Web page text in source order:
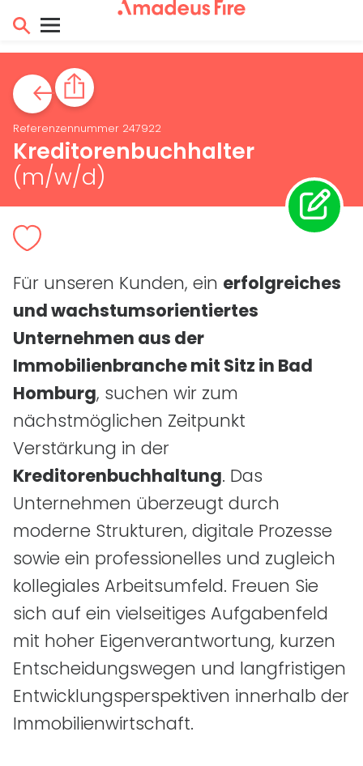
Referenzennummer 247922
Kreditorenbuchhalter
(m/w/d)
Für unseren Kunden, ein erfolgreiches
und wachstumsorientiertes
Unternehmen aus der
Immobilienbranche mit Sitz in Bad
Homburg, suchen wir zum
nächstmöglichen Zeitpunkt
Verstärkung in der
Kreditorenbuchhaltung. Das
Unternehmen überzeugt durch
moderne Strukturen, digitale Prozesse
sowie ein professionelles und zugleich
kollegiales Arbeitsumfeld. Freuen Sie
sich auf ein vielseitiges Aufgabenfeld
mit hoher Eigenverantwortung, kurzen
Entscheidungswegen und langfristigen
Entwicklungsperspektiven innerhalb der
Immobilienwirtschaft.